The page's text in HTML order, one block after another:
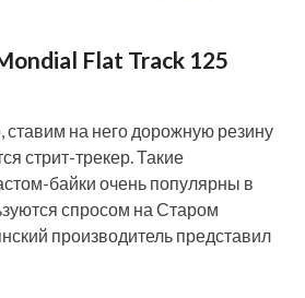
Flat Track 125
на него дорожную резину
стрит-трекер. Такие
байки очень популярны в
спросом на Старом
производитель представил